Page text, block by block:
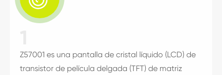
Z57001 es una pantalla de cristal líquido (LCD) de
transistor de película delgada (TFT) de matriz